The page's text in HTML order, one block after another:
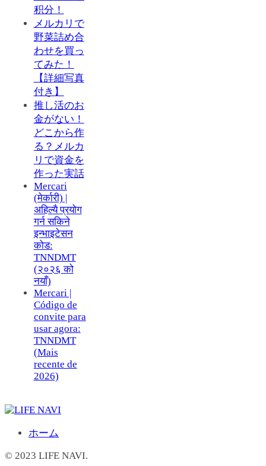
积分！
メルカリで
野菜詰め合
わせを買っ
てみた！
【詳細写真
付き】
推し活のお
金がない！
どこから作
る？メルカ
リで資金を
作った実話
Mercari
(मेर्कारी) |
अहिल्यै प्रयोग
गर्न सकिने
इन्भाइटेसन
कोड:
TNNDMT
(२०२६ को
नयाँ)
Mercari |
Código de
convite para
usar agora:
TNNDMT
(Mais
recente de
2026)
ホーム
© 2023 LIFE NAVI.